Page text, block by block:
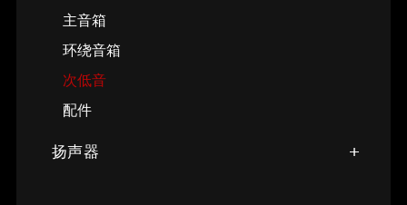
主音箱
环绕音箱
次低音
配件
扬声器